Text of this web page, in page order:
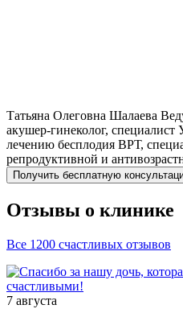
Татьяна Олеговна Шалаева
акушер-гинеколог, специалист
лечению бесплодия ВРТ,
репродуктивной и
Получить бесплатную
Отзывы о клинике
Все 1200 счастливых отзывов
7 августа